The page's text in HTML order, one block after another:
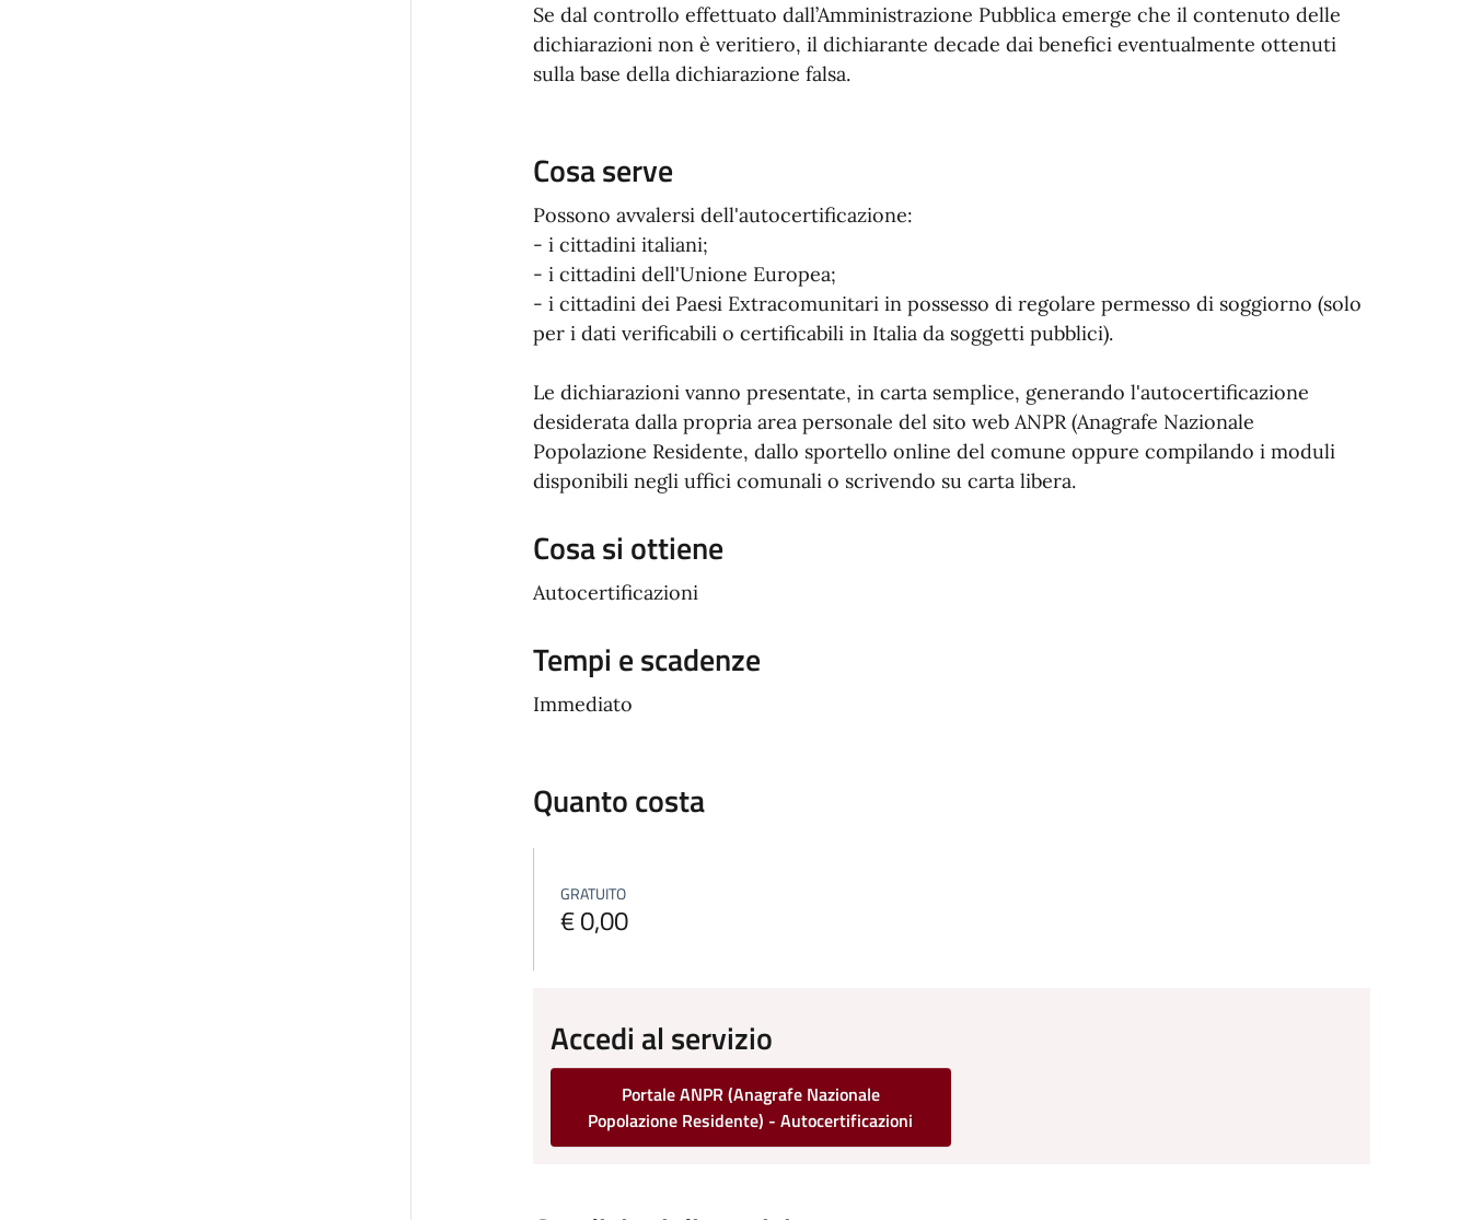
Se dal controllo effettuato dall’Amministrazione Pubblica emerge che il contenuto delle
dichiarazioni non è veritiero, il dichiarante decade dai benefici eventualmente ottenuti
sulla base della dichiarazione falsa.
Cosa serve
Possono avvalersi dell'autocertificazione:
- i cittadini italiani;
- i cittadini dell'Unione Europea;
- i cittadini dei Paesi Extracomunitari in possesso di regolare permesso di soggiorno (solo
per i dati verificabili o certificabili in Italia da soggetti pubblici).
Le dichiarazioni vanno presentate, in carta semplice, generando l'autocertificazione
desiderata dalla propria area personale del sito web ANPR (Anagrafe Nazionale
Popolazione Residente, dallo sportello online del comune oppure compilando i moduli
disponibili negli uffici comunali o scrivendo su carta libera.
Cosa si ottiene
Autocertificazioni
Tempi e scadenze
Immediato
Quanto costa
GRATUITO
€ 0,00
Accedi al servizio
Portale ANPR (Anagrafe Nazionale
Popolazione Residente) - Autocertificazioni